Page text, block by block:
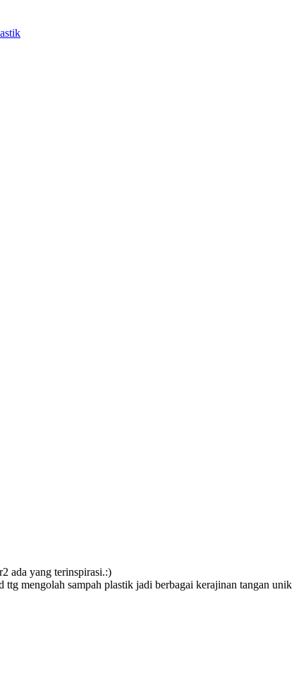
ada yang terinspirasi.:)
mengolah sampah plastik jadi berbagai kerajinan tangan